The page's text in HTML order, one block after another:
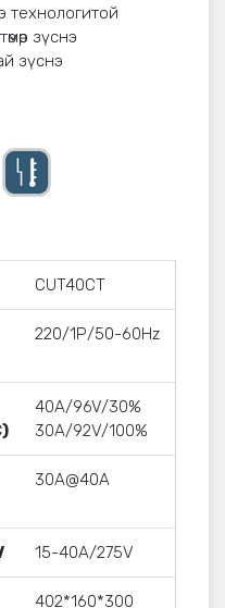
технологитой
зүснэ
зүснэ
CUT40CT
220/1Р/50-60Hz
40A/96V/30%
30A/92V/100%
30A@40A
15-40A/275V
402*160*300